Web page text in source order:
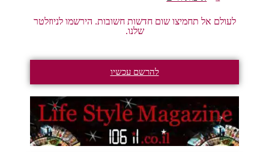
לעולם אל תחמיצו שום חדשות חשובות. הירשמו לניוזלטר
שלנו.
להרשם עכשיו